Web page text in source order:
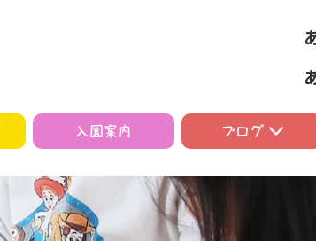
入園案内 ブログ